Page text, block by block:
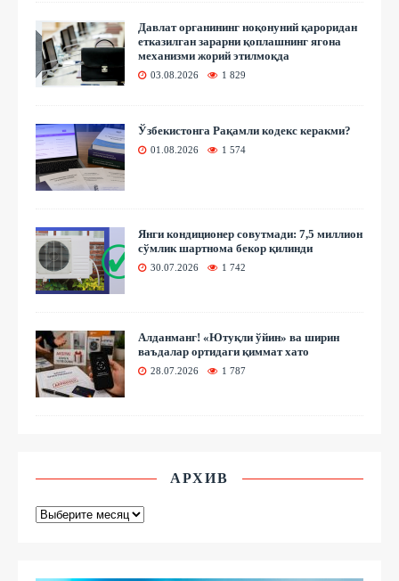
Давлат органининг ноқонуний қароридан
етказилган зарарни қоплашнинг ягона
механизми жорий этилмоқда
03.08.2026 1 829
Ўзбекистонга Рақамли кодекс керакми?
01.08.2026 1 574
Янги кондиционер совутмади: 7,5 миллион
сўмлик шартнома бекор қилинди
30.07.2026 1 742
Алданманг! «Ютуқли ўйин» ва ширин
ваъдалар ортидаги қиммат хато
28.07.2026 1 787
АРХИВ